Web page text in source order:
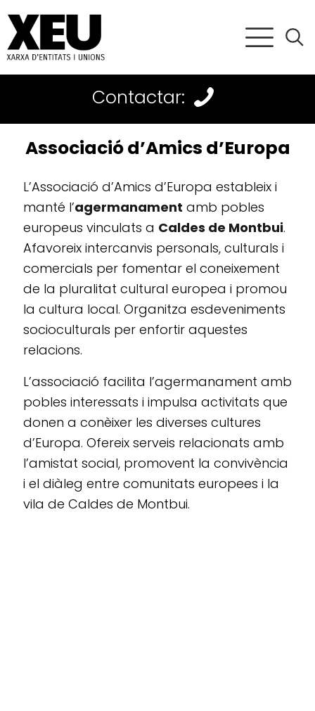
Contactar:
Associació d’Amics d’Europa
L’Associació d’Amics d’Europa estableix i
manté l’agermanament amb pobles
europeus vinculats a Caldes de Montbui.
Afavoreix intercanvis personals, culturals i
comercials per fomentar el coneixement
de la pluralitat cultural europea i promou
la cultura local. Organitza esdeveniments
socioculturals per enfortir aquestes
relacions.
L’associació facilita l’agermanament amb
pobles interessats i impulsa activitats que
donen a conèixer les diverses cultures
d’Europa. Ofereix serveis relacionats amb
l’amistat social, promovent la convivència
i el diàleg entre comunitats europees i la
vila de Caldes de Montbui.